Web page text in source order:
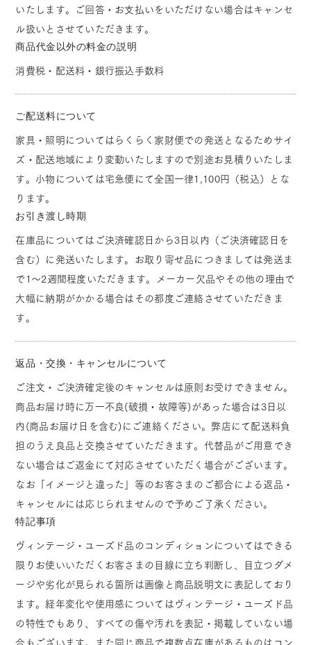
いたします。ご回答・お支払いをいただけない場合はキャンセ
ル扱いとさせていただきます。
商品代金以外の料金の説明
消費税・配送料・銀行振込手数料
ご配送料について
家具・照明についてはらくらく家財便での発送となるためサイ
ズ・配送地域により変動いたしますので別途お見積りいたしま
す。小物については宅急便にて全国一律1,100円（税込）とな
ります。
お引き渡し時期
在庫品についてはご決済確認日から3日以内（ご決済確認日を
含む）に発送いたします。お取り寄せ品につきましては発送ま
で1～2週間程度いただきます。メーカー欠品やその他の理由で
大幅に納期がかかる場合はその都度ご連絡させていただきま
す。
返品・交換・キャンセルについて
ご注文・ご決済確定後のキャンセルは原則お受けできません。
商品お届け時に万一不良(破損・故障等)があった場合は3日以
内(商品お届け日を含む)にご連絡ください。弊店にて配送料負
担のうえ良品と交換させていただきます。代替品がご用意でき
ない場合はご返金にて対応させていただく場合がございます。
なお「イメージと違った」等のお客さまのご都合による返品・
キャンセルには応じられませんので予めご了承ください。
特記事項
ヴィンテージ・ユーズド品のコンディションについてはできる
限りお使いいただくお客さまの目線に立ち判断し、目立つダメ
ージや劣化が見られる箇所は画像と商品説明文に表記しており
ます。経年変化や使用感についてはヴィンテージ・ユーズド品
の特性でもあり、すべての傷や汚れを表記・掲載していない場
合もございます。また同じ商品で複数点在庫があるものはコン